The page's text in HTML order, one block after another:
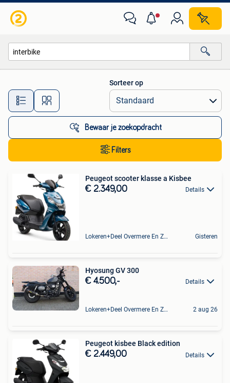
Alle afstanden…
Sorteer op
Bewaar je zoekopdracht
Filters
Peugeot scooter klasse a Kisbee
€ 2.349,00 Details
Lokeren+Deel Overmere En Zele Gisteren
Hyosung GV 300
€ 4.500,- Details
Lokeren+Deel Overmere En Zele 2 aug 26
Peugeot kisbee Black edition
€ 2.449,00 Details